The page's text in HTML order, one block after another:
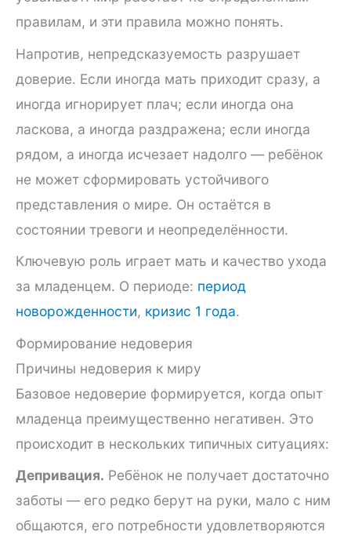
правилам, и эти правила можно понять.
Напротив, непредсказуемость разрушает
доверие. Если иногда мать приходит сразу, а
иногда игнорирует плач; если иногда она
ласкова, а иногда раздражена; если иногда
рядом, а иногда исчезает надолго — ребёнок
не может сформировать устойчивого
представления о мире. Он остаётся в
состоянии тревоги и неопределённости.
Ключевую роль играет мать и качество ухода
за младенцем. О периоде: период
новорожденности, кризис 1 года.
Формирование недоверия
Причины недоверия к миру
Базовое недоверие формируется, когда опыт
младенца преимущественно негативен. Это
происходит в нескольких типичных ситуациях:
Депривация. Ребёнок не получает достаточно
заботы — его редко берут на руки, мало с ним
общаются, его потребности удовлетворяются